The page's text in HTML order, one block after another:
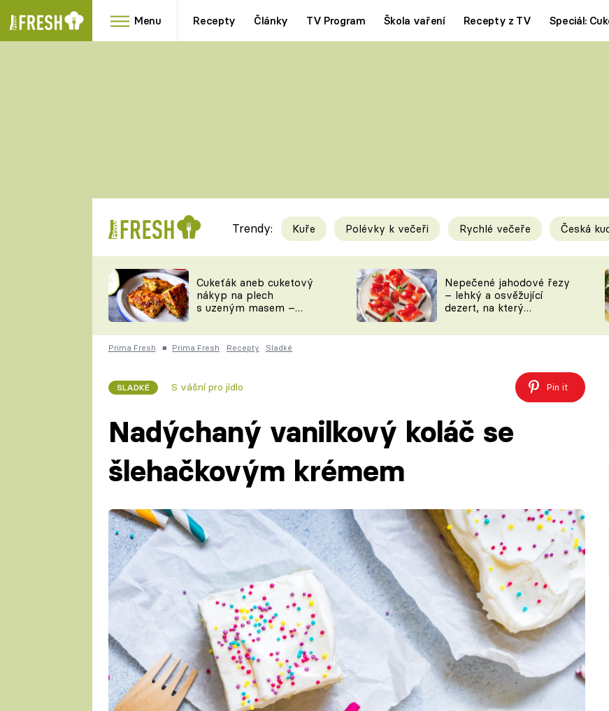
Menu Recepty Články TV Program Škola vaření Recepty z TV Speciál:
RYCHLOVKY
Videorecepty
TEĎ VAŘÍ ŠÉF!
ČESKO NA TALÍŘI
KUCHAŘKA
Tipy a triky
KAM ZA JÍDLEM
VYCHYTÁVKY
Trendy: Kuře Polévky k večeři Rychlé večeře Česká
Cukeťák aneb cuketový
nákyp na plech
s uzeným masem –
zpracovat přerostlé
cukety
Nepečené jahodové řezy
– lehký a osvěžující
dezert, na který
Prima Fresh ■ Prima Fresh Recepty Sladké
SLADKÉ S vášní pro jídlo Pin it
Nadýchaný vanilkový koláč se
šlehačkovým krémem